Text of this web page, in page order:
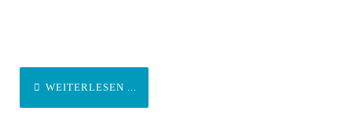
WEITERLESEN ...